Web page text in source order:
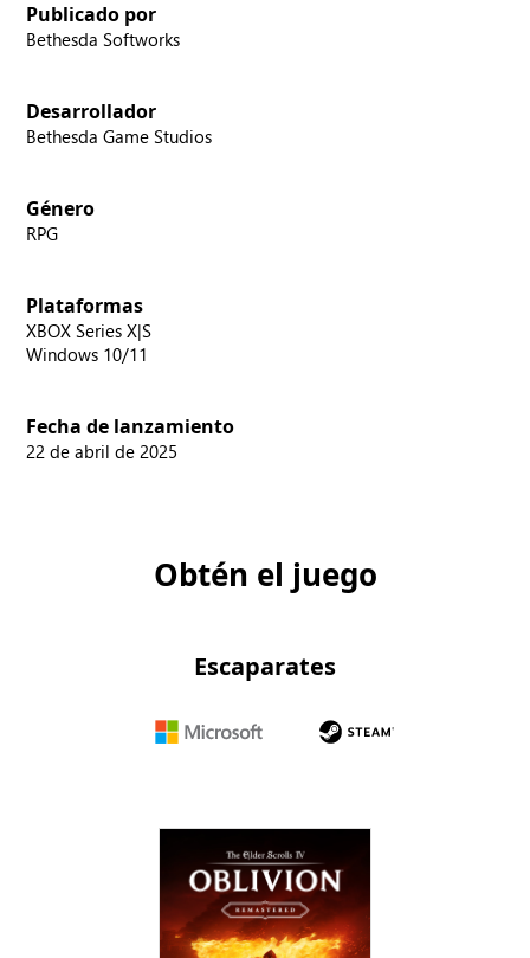
Publicado por
Bethesda Softworks
Desarrollador
Bethesda Game Studios
Género
RPG
Plataformas
XBOX Series X|S
Windows 10/11
Fecha de lanzamiento
22 de abril de 2025
Obtén el juego
Escaparates